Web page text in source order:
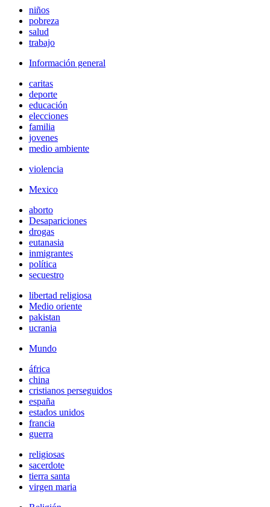
niños
pobreza
salud
trabajo
Información general
caritas
deporte
educación
elecciones
familia
jovenes
medio ambiente
violencia
Mexico
aborto
Desapariciones
drogas
eutanasia
inmigrantes
política
secuestro
libertad religiosa
Medio oriente
pakistan
ucrania
Mundo
áfrica
china
cristianos perseguidos
españa
estados unidos
francia
guerra
religiosas
sacerdote
tierra santa
virgen maria